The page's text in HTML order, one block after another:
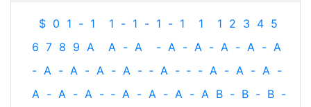
$ 0 1 - 1 1 - 1 - 1 - 1 1 1 2 3 4 5
6 7 8 9 A A - A - A - A - A - A - A
- A - A - A - A - ‐ A - ‐ - A - A - A -
A - A - A - ‐ A - A - A - A B - B - B -